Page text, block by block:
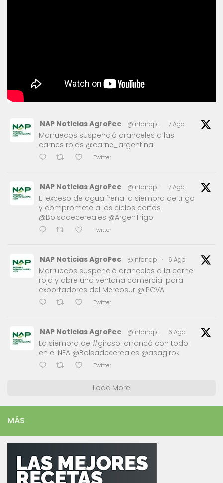
NAP Noticias AgroPec @infonap · 7 Ago
Marruecos suspendió aranceles a las
carnes rojas @carne_argentina
Twitter
NAP Noticias AgroPec @infonap · 7 Ago
El exceso de agua frena la siembra de trigo
y compromete a los ciclos cortos
@Bolsadecereales @ArgenTrigo
Twitter
NAP Noticias AgroPec @infonap · 6 Ago
Marruecos suspendió aranceles a la carne
roja y abre una ventana comercial para
exportadores del Mercosur @IPCVA
Twitter
NAP Noticias AgroPec @infonap · 6 Ago
La siembra de #girasol arrancó con todo
en el NEA @Bolsadecereales @asagirok
Twitter
Load More
MÁS